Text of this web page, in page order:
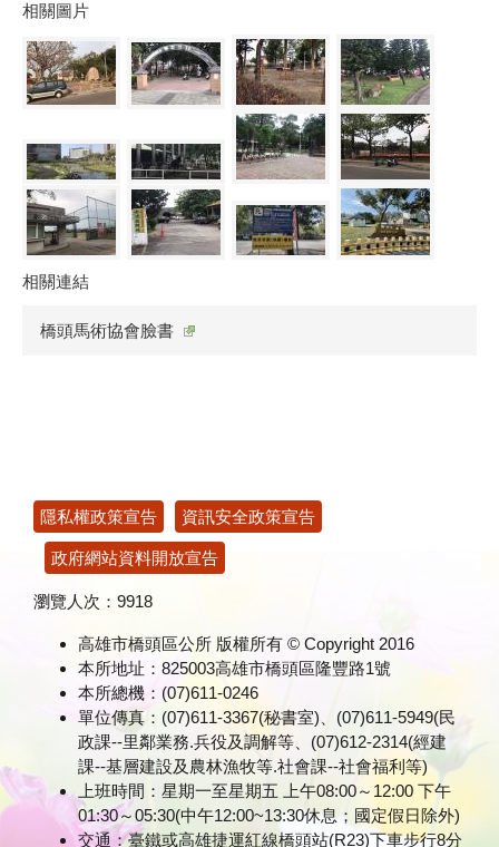
相關圖片
相關連結
橋頭馬術協會臉書
隱私權政策宣告
資訊安全政策宣告
政府網站資料開放宣告
瀏覽人次： 9918
高雄市橋頭區公所 版權所有 © Copyright 2016
本所地址：825003高雄市橋頭區隆豐路1號
本所總機：(07)611-0246
單位傳真：(07)611-3367(秘書室)、(07)611-5949(民
政課--里鄰業務.兵役及調解等、(07)612-2314(經建
課--基層建設及農林漁牧等.社會課--社會福利等)
上班時間：星期一至星期五 上午08:00～12:00 下午
01:30～05:30(中午12:00~13:30休息；國定假日除外)
交通：臺鐵或高雄捷運紅線橋頭站(R23)下車步行8分